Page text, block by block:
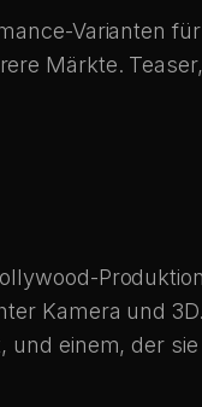
Varianten
Märkte.
Kamera und
und einem, der